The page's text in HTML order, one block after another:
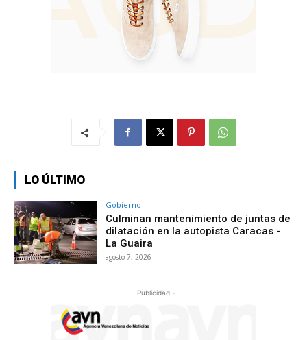
LO ÚLTIMO
Gobierno
Culminan mantenimiento de juntas de
dilatación en la autopista Caracas -
La Guaira
agosto 7, 2026
- Publicidad -